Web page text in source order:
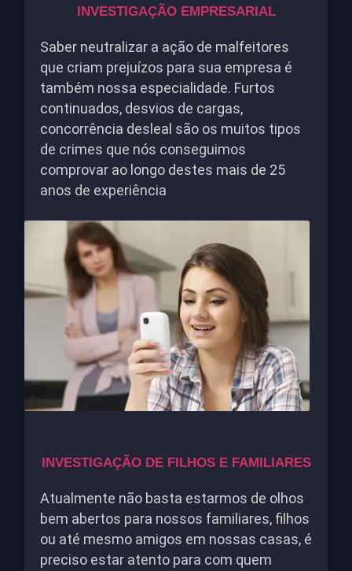
INVESTIGAÇÃO EMPRESARIAL
Saber neutralizar a ação de malfeitores
que criam prejuízos para sua empresa é
também nossa especialidade. Furtos
continuados, desvios de cargas,
concorrência desleal são os muitos tipos
de crimes que nós conseguimos
comprovar ao longo destes mais de 25
anos de experiência
INVESTIGAÇÃO DE FILHOS E FAMILIARES
Atualmente não basta estarmos de olhos
bem abertos para nossos familiares, filhos
ou até mesmo amigos em nossas casas, é
preciso estar atento para com quem